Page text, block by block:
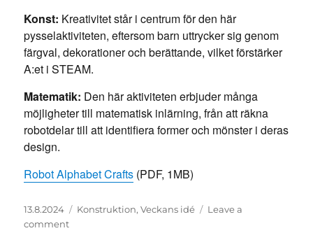
Konst: Kreativitet står i centrum för den här
pysselaktiviteten, eftersom barn uttrycker sig genom
färgval, dekorationer och berättande, vilket förstärker
A:et i STEAM.
Matematik: Den här aktiviteten erbjuder många
möjligheter till matematisk inlärning, från att räkna
robotdelar till att identifiera former och mönster i deras
design.
Robot Alphabet Crafts (PDF, 1MB)
Posted
on
13.8.2024 Categories
Konstruktion,Veckans idé
Leave a
commenton